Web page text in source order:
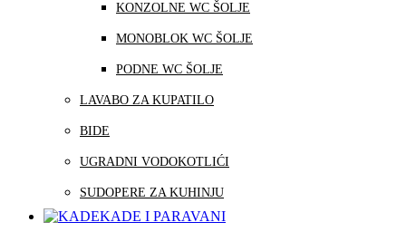
KONZOLNE WC ŠOLJE
MONOBLOK WC ŠOLJE
PODNE WC ŠOLJE
LAVABO ZA KUPATILO
BIDE
UGRADNI VODOKOTLIĆI
SUDOPERE ZA KUHINJU
KADE I PARAVANI